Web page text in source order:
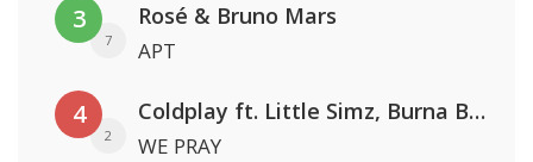
3
7
Rosé & Bruno Mars
APT
4
2
Coldplay ft. Little Simz, Burna Boy, Elyanna & Tini
WE PRAY